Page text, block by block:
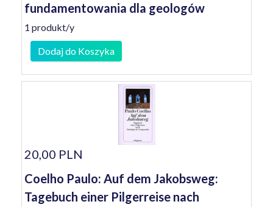
fundamentowania dla geologów
1 produkt/y
Dodaj do Koszyka
20,00 PLN
Coelho Paulo: Auf dem Jakobsweg:
Tagebuch einer Pilgerreise nach